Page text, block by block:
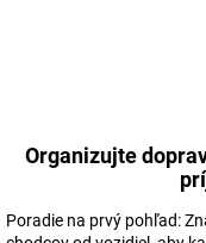
Organizujte
Poradie na prvý pohľad: